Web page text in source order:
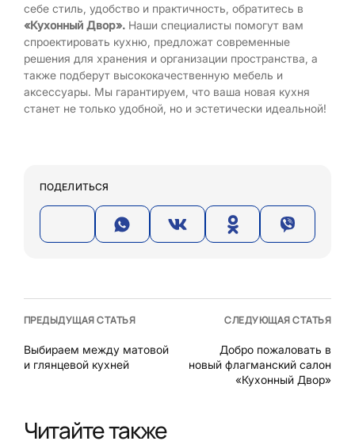
себе стиль, удобство и практичность, обратитесь в
«Кухонный Двор». Наши специалисты помогут вам
спроектировать кухню, предложат современные
решения для хранения и организации пространства, а
также подберут высококачественную мебель и
аксессуары. Мы гарантируем, что ваша новая кухня
станет не только удобной, но и эстетически идеальной!
ПОДЕЛИТЬСЯ
ПРЕДЫДУЩАЯ СТАТЬЯ
Выбираем между матовой
и глянцевой кухней
СЛЕДУЮЩАЯ СТАТЬЯ
Добро пожаловать в
новый флагманский салон
«Кухонный Двор»
Читайте также